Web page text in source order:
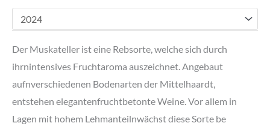
Der Muskateller ist eine Rebsorte, welche sich durch
ihrnintensives Fruchtaroma auszeichnet. Angebaut
aufnverschiedenen Bodenarten der Mittelhaardt,
entstehen elegantenfruchtbetonte Weine. Vor allem in
Lagen mit hohem Lehmanteilnwächst diese Sorte be